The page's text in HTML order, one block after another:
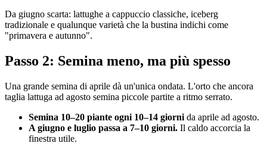
Da giugno scarta: lattughe a cappuccio classiche, iceberg
tradizionale e qualunque varietà che la bustina indichi come
"primavera e autunno".
Passo 2: Semina meno, ma più spesso
Una grande semina di aprile dà un'unica ondata. L'orto che ancora
taglia lattuga ad agosto semina piccole partite a ritmo serrato.
Semina 10–20 piante ogni 10–14 giorni da aprile ad agosto.
A giugno e luglio passa a 7–10 giorni. Il caldo accorcia la
finestra utile.